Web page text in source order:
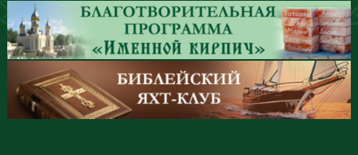
Перейти к основному содержанию